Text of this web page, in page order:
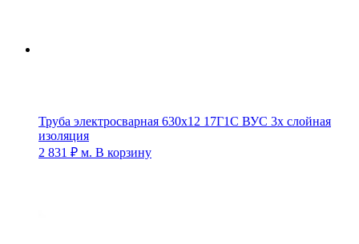
Труба электросварная 630х12 17Г1С ВУС 3х слойная
изоляция
2 831 ₽ м. В корзину